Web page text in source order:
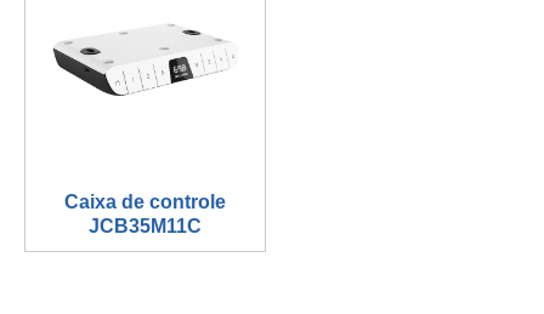
Caixa de controle
JCB35M11C